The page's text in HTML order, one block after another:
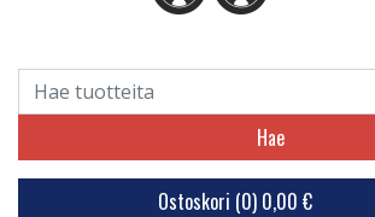
Hae
Ostoskori (0) 0,00 €